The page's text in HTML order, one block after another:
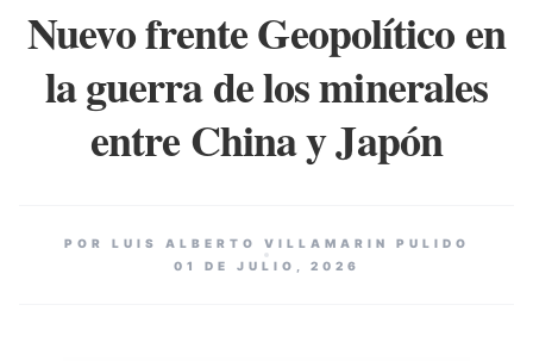
Nuevo frente Geopolítico en
la guerra de los minerales
entre China y Japón
POR LUIS ALBERTO VILLAMARIN PULIDO
01 DE JULIO, 2026